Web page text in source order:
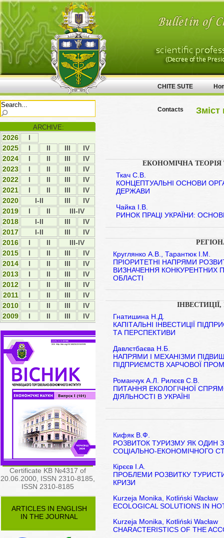
ARCHIVE:
2026
І
2025
І ІI ІII
ІV
2024
І ІI ІII
ІV
2023
І ІI ІII
ІV
2022
І ІI ІII
ІV
2021
І ІI ІII
IV
2020
I-II ІII
IV
2019
І ІI
III-IV
2018
I-II ІІІ
ІV
2017
I-II ІІІ
IV
2016
I II
III-IV
2015
І ІІ ІІІ
IV
2014
І ІІ ІІІ
ІV
2013
І ІІ ІІІ
ІV
2012
І ІI ІII
ІV
2011
І ІI ІII
ІV
2010
І ІI ІII
ІV
2009
І ІI ІII ІV
Certificate KB №4317 of
20.06.2000, ISSN 2310-8185,
ISSN 2310-8185
ARTICLES IN ENGLISH
IN THE JOURNAL
CHITE SUTE
Contacts
ЕКОНОМІЧНА ТЕОРІЯ
Ткач С.В.
КОНЦЕПТУАЛЬНІ ОСНОВИ
ДЕРЖАВИ
Чайка І.В.
РИНОК ПРАЦІ УКРАЇНИ:
Круглянко А.В., Тарантюк І.М.
ПРІОРИТЕТНІ НАПРЯМИ
ВИЗНАЧЕННЯ КОНКУРЕНТНИХ
ОБЛАСТІ
Гнатишина Н.Д.
КАПІТАЛЬНІ ІНВЕСТИЦІЇ
ТА ПЕРСПЕКТИВИ
Давлєтбаєва Н.Б.
НАПРЯМИ І МЕХАНІЗМИ
ПІДПРИЄМСТВ ХАРЧОВОЇ
Романчук А.Л. Рилєєв С.В.
ПИТАННЯ ЕКОЛОГІЧНОЇ
ДІЯЛЬНОСТІ В УКРАЇНІ
Кифяк В.Ф.
РОЗВИТОК ТУРИЗМУ ЯК ОДИН
СОЦІАЛЬНО-ЕКОНОМІЧНОГО
Кірєєв І.А.
ПРОБЛЕМИ РОЗВИТКУ
КРИЗИ
Kurzeja Monika, Kotliński Wacław
ECOLOGICAL SOLUTIONS IN
Kurzeja Monika, Kotliński Wacław
CHARACTERISTICS OF THE